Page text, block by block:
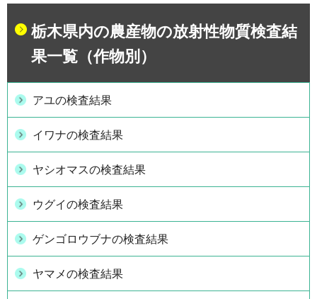
栃木県内の農産物の放射性物質検査結
果一覧（作物別）
アユの検査結果
イワナの検査結果
ヤシオマスの検査結果
ウグイの検査結果
ゲンゴロウブナの検査結果
ヤマメの検査結果